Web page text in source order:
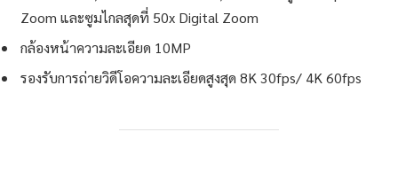
Zoom และซูมไกลสุดที่ 50x Digital Zoom
กล้องหน้าความละเอียด 10MP
รองรับการถ่ายวิดีโอความละเอียดสูงสุด 8K 30fps/ 4K 60fps